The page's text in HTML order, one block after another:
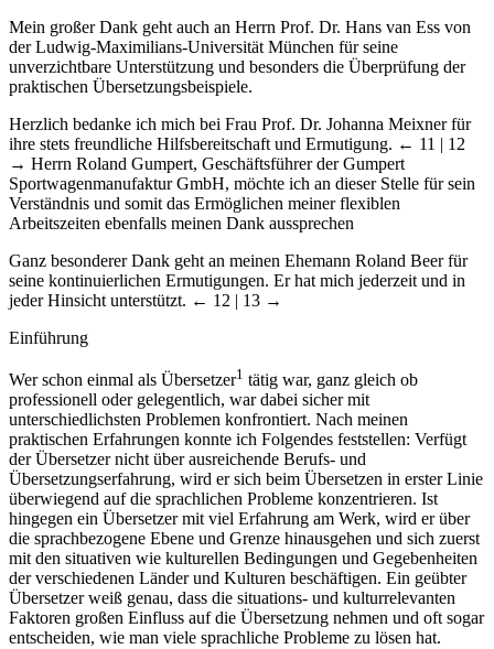
Mein großer Dank geht auch an Herrn Prof. Dr. Hans van Ess von
der Ludwig-Maximilians-Universität München für seine
unverzichtbare Unterstützung und besonders die Überprüfung der
praktischen Übersetzungsbeispiele.
Herzlich bedanke ich mich bei Frau Prof. Dr. Johanna Meixner für
ihre stets freundliche Hilfsbereitschaft und Ermutigung. ← 11 | 12
→ Herrn Roland Gumpert, Geschäftsführer der Gumpert
Sportwagenmanufaktur GmbH, möchte ich an dieser Stelle für sein
Verständnis und somit das Ermöglichen meiner flexiblen
Arbeitszeiten ebenfalls meinen Dank aussprechen
Ganz besonderer Dank geht an meinen Ehemann Roland Beer für
seine kontinuierlichen Ermutigungen. Er hat mich jederzeit und in
jeder Hinsicht unterstützt. ← 12 | 13 →
Einführung
Wer schon einmal als Übersetzer1 tätig war, ganz gleich ob
professionell oder gelegentlich, war dabei sicher mit
unterschiedlichsten Problemen konfrontiert. Nach meinen
praktischen Erfahrungen konnte ich Folgendes feststellen: Verfügt
der Übersetzer nicht über ausreichende Berufs- und
Übersetzungserfahrung, wird er sich beim Übersetzen in erster Linie
überwiegend auf die sprachlichen Probleme konzentrieren. Ist
hingegen ein Übersetzer mit viel Erfahrung am Werk, wird er über
die sprachbezogene Ebene und Grenze hinausgehen und sich zuerst
mit den situativen wie kulturellen Bedingungen und Gegebenheiten
der verschiedenen Länder und Kulturen beschäftigen. Ein geübter
Übersetzer weiß genau, dass die situations- und kulturrelevanten
Faktoren großen Einfluss auf die Übersetzung nehmen und oft sogar
entscheiden, wie man viele sprachliche Probleme zu lösen hat.